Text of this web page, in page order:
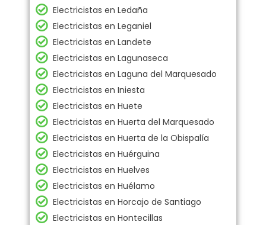
Electricistas en Ledaña
Electricistas en Leganiel
Electricistas en Landete
Electricistas en Lagunaseca
Electricistas en Laguna del Marquesado
Electricistas en Iniesta
Electricistas en Huete
Electricistas en Huerta del Marquesado
Electricistas en Huerta de la Obispalía
Electricistas en Huérguina
Electricistas en Huelves
Electricistas en Huélamo
Electricistas en Horcajo de Santiago
Electricistas en Hontecillas